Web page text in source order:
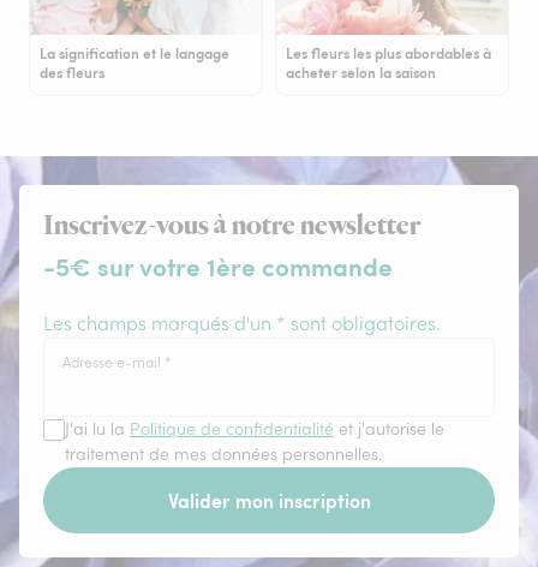
La signification et le langage
des fleurs
Les fleurs les plus abordables à
acheter selon la saison
Inscrivez-vous à notre newsletter
-5€ sur votre 1ère commande
Les champs marqués d'un * sont obligatoires.
Adresse e-mail *
J'ai lu la Politique de confidentialité et j'autorise le
traitement de mes données personnelles.
Valider mon inscription